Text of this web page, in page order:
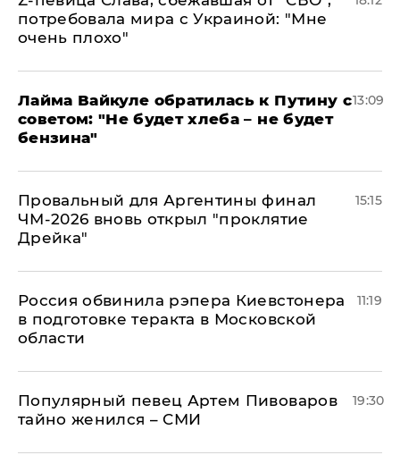
потребовала мира с Украиной: "Мне
очень плохо"
Лайма Вайкуле обратилась к Путину с
советом: "Не будет хлеба – не будет
бензина"
13:09
Провальный для Аргентины финал
ЧМ-2026 вновь открыл "проклятие
Дрейка"
15:15
Россия обвинила рэпера Киевстонера
в подготовке теракта в Московской
области
11:19
Популярный певец Артем Пивоваров
тайно женился – СМИ
19:30